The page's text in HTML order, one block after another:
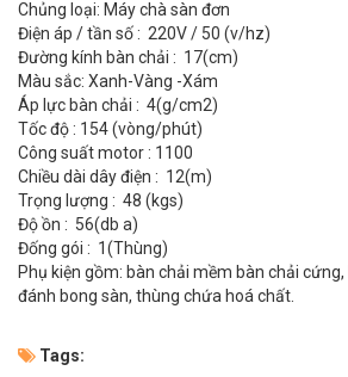
Chủng loại: Máy chà sàn đơn
Điện áp / tần số : 220V / 50 (v/hz)
Đường kính bàn chải : 17(cm)
Màu sắc: Xanh-Vàng -Xám
Áp lực bàn chải : 4(g/cm2)
Tốc độ : 154 (vòng/phút)
Công suất motor : 1100
Chiều dài dây điện : 12(m)
Trọng lượng : 48 (kgs)
Độ ồn : 56(db a)
Đống gói : 1(Thùng)
Phụ kiện gồm: bàn chải mềm bàn chải
đánh bong sàn, thùng chứa hoá chất.
Tags: